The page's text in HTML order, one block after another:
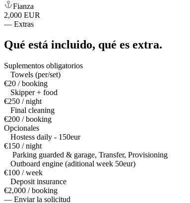
Fianza
2,000 EUR
— Extras
Qué está incluido, qué es extra.
Suplementos obligatorios
Towels (per/set)
€20 / booking
Skipper + food
€250 / night
Final cleaning
€200 / booking
Opcionales
Hostess daily - 150eur
€150 / night
Parking guarded & garage, Transfer, Provisioning
Outboard engine (aditional week 50eur)
€100 / week
Deposit insurance
€2,000 / booking
— Enviar la solicitud